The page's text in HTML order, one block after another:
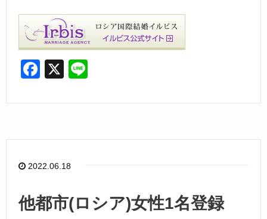
F
c
b
o
k
X
e
2022.06.18
他都市(ロシア)女性1名登録